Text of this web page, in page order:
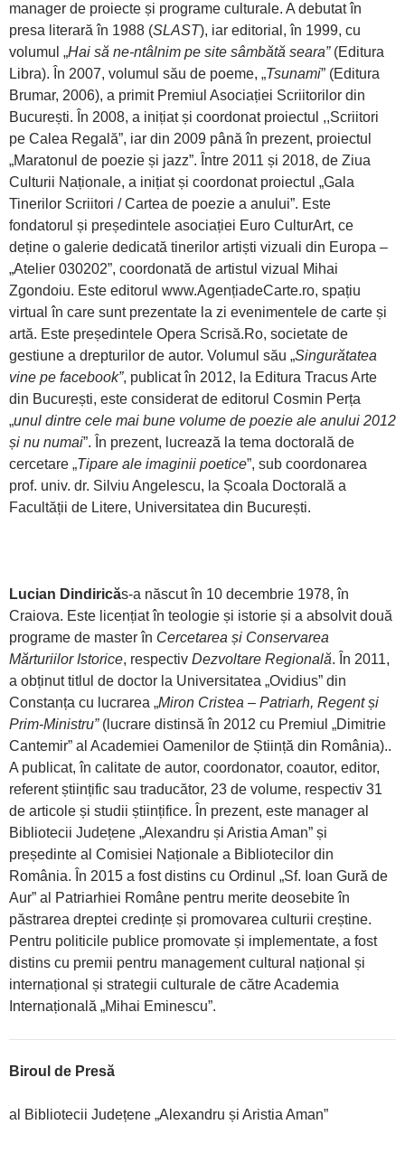
manager de proiecte și programe culturale. A debutat în
presa literară în 1988 (SLAST), iar editorial, în 1999, cu
volumul „Hai să ne-ntâlnim pe site sâmbătă seara” (Editura
Libra). În 2007, volumul său de poeme, „Tsunami” (Editura
Brumar, 2006), a primit Premiul Asociației Scriitorilor din
București. În 2008, a inițiat și coordonat proiectul ,,Scriitori
pe Calea Regală”, iar din 2009 până în prezent, proiectul
„Maratonul de poezie și jazz”. Între 2011 și 2018, de Ziua
Culturii Naționale, a inițiat și coordonat proiectul „Gala
Tinerilor Scriitori / Cartea de poezie a anului”. Este
fondatorul și președintele asociației Euro CulturArt, ce
deține o galerie dedicată tinerilor artiști vizuali din Europa –
„Atelier 030202”, coordonată de artistul vizual Mihai
Zgondoiu. Este editorul www.AgențiadeCarte.ro, spațiu
virtual în care sunt prezentate la zi evenimentele de carte și
artă. Este președintele Opera Scrisă.Ro, societate de
gestiune a drepturilor de autor. Volumul său „Singurătatea
vine pe facebook”, publicat în 2012, la Editura Tracus Arte
din București, este considerat de editorul Cosmin Perța
„unul dintre cele mai bune volume de poezie ale anului 2012
și nu numai”. În prezent, lucrează la tema doctorală de
cercetare „Tipare ale imaginii poetice”, sub coordonarea
prof. univ. dr. Silviu Angelescu, la Școala Doctorală a
Facultății de Litere, Universitatea din București.
Lucian Dindiricăs-a născut în 10 decembrie 1978, în
Craiova. Este licențiat în teologie și istorie și a absolvit două
programe de master în Cercetarea și Conservarea
Mărturiilor Istorice, respectiv Dezvoltare Regională. În 2011,
a obținut titlul de doctor la Universitatea „Ovidius” din
Constanța cu lucrarea „Miron Cristea – Patriarh, Regent și
Prim-Ministru” (lucrare distinsă în 2012 cu Premiul „Dimitrie
Cantemir” al Academiei Oamenilor de Știință din România)..
A publicat, în calitate de autor, coordonator, coautor, editor,
referent științific sau traducător, 23 de volume, respectiv 31
de articole și studii științifice. În prezent, este manager al
Bibliotecii Județene „Alexandru și Aristia Aman” și
președinte al Comisiei Naționale a Bibliotecilor din
România. În 2015 a fost distins cu Ordinul „Sf. Ioan Gură de
Aur” al Patriarhiei Române pentru merite deosebite în
păstrarea dreptei credințe și promovarea culturii creștine.
Pentru politicile publice promovate și implementate, a fost
distins cu premii pentru management cultural național și
internațional și strategii culturale de către Academia
Internațională „Mihai Eminescu”.
Biroul de Presă
al Bibliotecii Județene „Alexandru și Aristia Aman”